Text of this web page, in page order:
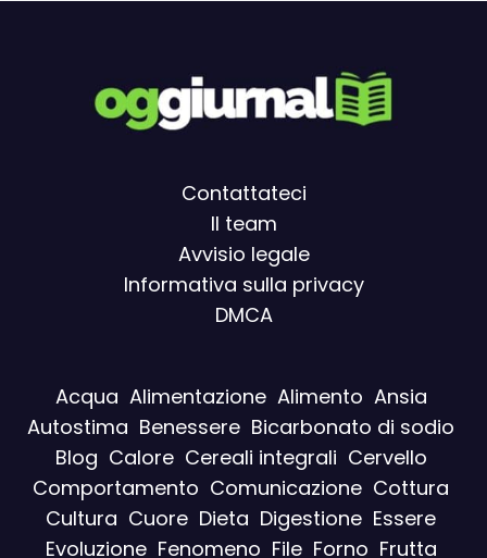
Contattateci
Il team
Avvisio legale
Informativa sulla privacy
DMCA
Acqua Alimentazione Alimento Ansia
Autostima Benessere Bicarbonato di sodio
Blog Calore Cereali integrali Cervello
Comportamento Comunicazione Cottura
Cultura Cuore Dieta Digestione Essere
Evoluzione Fenomeno File Forno Frutta